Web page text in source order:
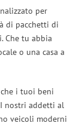
per
di pacchetti di
Che tu abbia
o una casa a
i tuoi beni
nostri addetti al
veicoli moderni